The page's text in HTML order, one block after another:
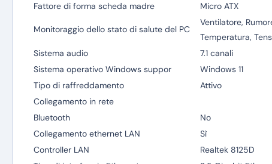
Fattore di forma scheda madre
Micro ATX
Monitoraggio dello stato di salute del PC
Ventilatore,
Temperatura,
Sistema audio
7.1 canali
Sistema operativo Windows suppor
Windows 11
Tipo di raffreddamento
Attivo
Collegamento in rete
Bluetooth
No
Collegamento ethernet LAN
Sì
Controller LAN
Realtek 8125D